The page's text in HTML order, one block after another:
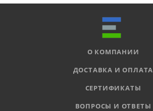
О КОМПАНИИ
ДОСТАВКА И ОПЛАТА
СЕРТИФИКАТЫ
ВОПРОСЫ И ОТВЕТЫ